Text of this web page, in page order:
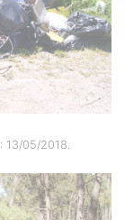
13/05/2018.